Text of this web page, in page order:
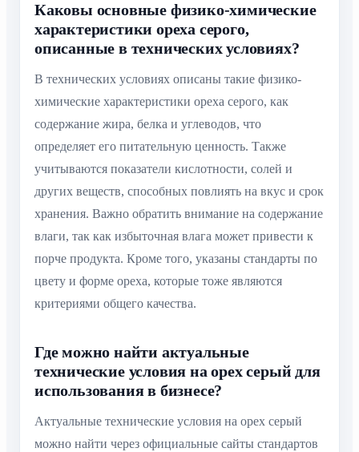
Каковы основные физико-химические
характеристики ореха серого,
описанные в технических условиях?
В технических условиях описаны такие физико-
химические характеристики ореха серого, как
содержание жира, белка и углеводов, что
определяет его питательную ценность. Также
учитываются показатели кислотности, солей и
других веществ, способных повлиять на вкус и срок
хранения. Важно обратить внимание на содержание
влаги, так как избыточная влага может привести к
порче продукта. Кроме того, указаны стандарты по
цвету и форме ореха, которые тоже являются
критериями общего качества.
Где можно найти актуальные
технические условия на орех серый для
использования в бизнесе?
Актуальные технические условия на орех серый
можно найти через официальные сайты стандартов